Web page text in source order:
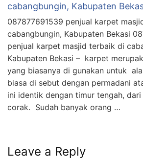
cabangbungin, Kabupaten
087877691539 penjual karpet
cabangbungin, Kabupaten Bekasi
penjual karpet masjid terbaik di
Kabupaten Bekasi – karpet
yang biasanya di gunakan untuk
biasa di sebut dengan permadani
ini identik dengan timur tengah,
corak. Sudah banyak orang …
Leave a Reply